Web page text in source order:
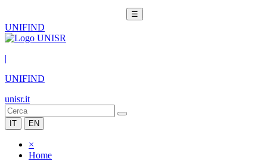
☰
UNIFIND
|
UNIFIND
unisr.it
IT EN
×
Home